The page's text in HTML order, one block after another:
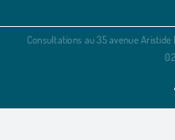
Consultations au 35 avenue